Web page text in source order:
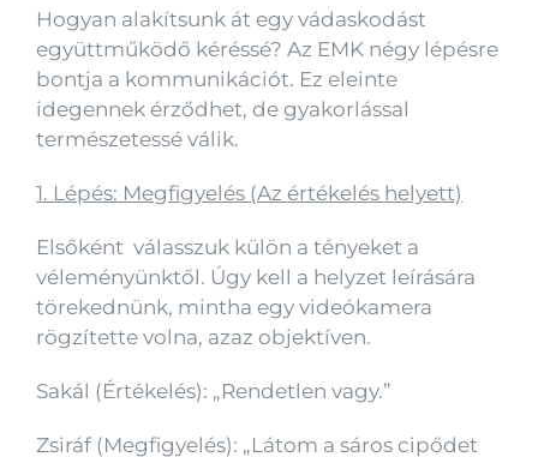
Hogyan alakítsunk át egy vádaskodást
együttműködő kéréssé? Az EMK négy lépésre
bontja a kommunikációt. Ez eleinte
idegennek érződhet, de gyakorlással
természetessé válik.
1. Lépés: Megfigyelés (Az értékelés helyett)
Elsőként válasszuk külön a tényeket a
véleményünktől. Úgy kell a helyzet leírására
törekednünk, mintha egy videókamera
rögzítette volna, azaz objektíven.
Sakál (Értékelés): „Rendetlen vagy.”
Zsiráf (Megfigyelés): „Látom a sáros cipődet